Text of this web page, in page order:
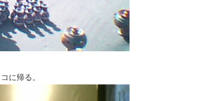
に帰る。